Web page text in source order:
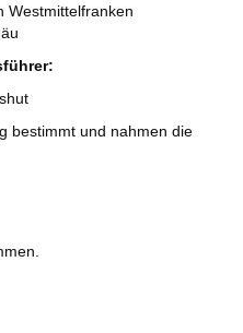
Westmittelfranken
bestimmt und nahmen die